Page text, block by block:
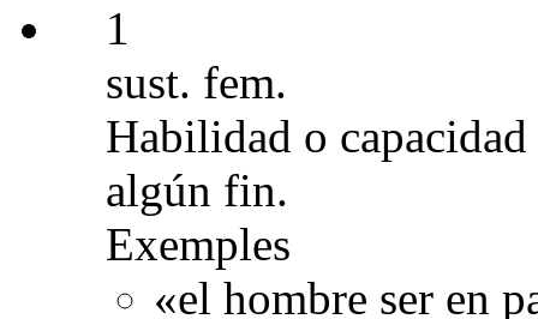
1
sust. fem.
Habilidad o
algún fin.
Exemples
«el hombre ser en